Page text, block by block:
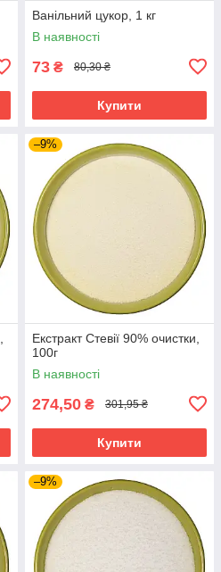
Ванільний цукор, 1 кг
В наявності
73 ₴ 80,30 ₴
Купити
–9%
Екстракт Стевії 90% очистки,
100г
В наявності
274,50 ₴ 301,95 ₴
Купити
–9%